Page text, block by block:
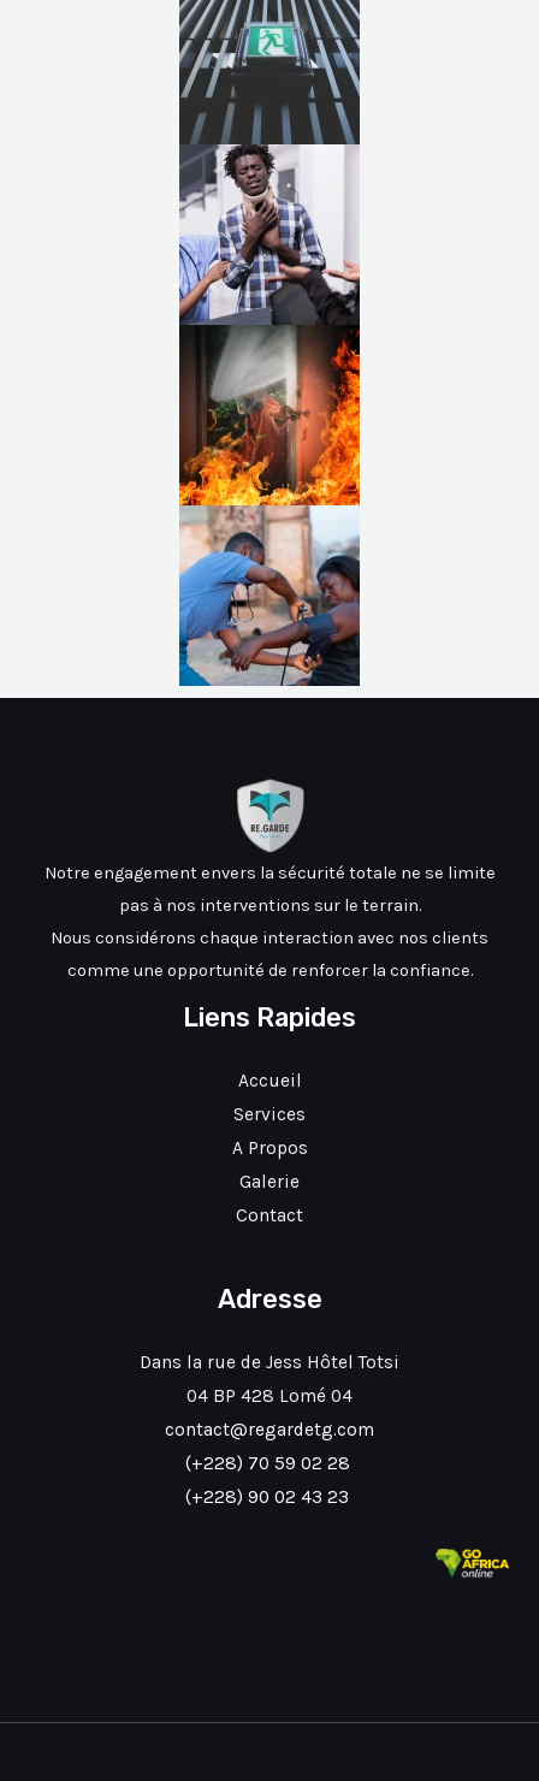
Notre engagement envers la sécurité totale ne se limite
pas à nos interventions sur le terrain.
Nous considérons chaque interaction avec nos clients
comme une opportunité de renforcer la confiance.
Liens Rapides
Accueil
Services
A Propos
Galerie
Contact
Adresse
Dans la rue de Jess Hôtel Totsi
04 BP 428 Lomé 04
contact@regardetg.com
(+228) 70 59 02 28
(+228) 90 02 43 23